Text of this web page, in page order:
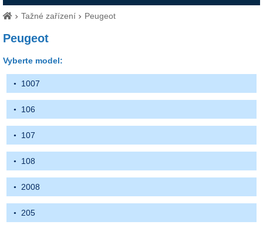
Tažné zařízení Peugeot
Peugeot
Vyberte model:
1007
106
107
108
2008
205